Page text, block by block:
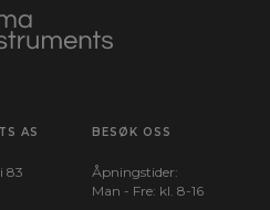
AS
83
BESØK OSS
Åpningstider:
Man - Fre: kl. 8-16